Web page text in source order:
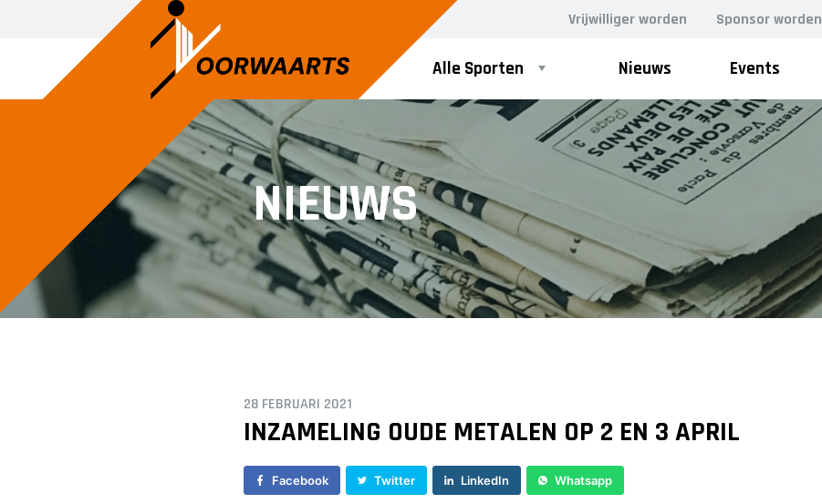
Vrijwilliger worden Sponsor worden
Alle Sporten Nieuws Events
NIEUWS
28 FEBRUARI 2021
INZAMELING OUDE METALEN OP 2 EN 3 APRIL
Facebook Twitter LinkedIn Whatsapp